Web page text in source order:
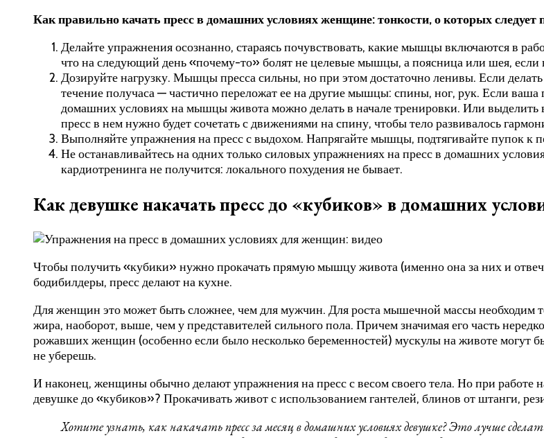
Как правильно качать пресс в домашних условиях женщине: тонкости, о которых следует
Делайте упражнения осознанно, стараясь почувствовать, какие мышцы включаются в
что на следующий день «почему-то» болят не целевые мышцы, а поясница или шея, если
Дозируйте нагрузку. Мышцы пресса сильны, но при этом достаточно ленивы. Если
течение получаса — частично переложат ее на другие мышцы: спины, ног, рук. Если
домашних условиях на мышцы живота можно делать в начале тренировки. Или выделить
пресс в нем нужно будет сочетать с движениями на спину, чтобы тело развивалось
Выполняйте упражнения на пресс с выдохом. Напрягайте мышцы, подтягивайте пупок к
Не останавливайтесь на одних только силовых упражнениях на пресс в домашних
кардиотренинга не получится: локального похудения не бывает.
Как девушке накачать пресс до «кубиков» в домашних
Чтобы получить «кубики» нужно прокачать прямую мышцу живота (именно она за них и
бодибилдеры, пресс делают на кухне.
Для женщин это может быть сложнее, чем для мужчин. Для роста мышечной массы необходим
жира, наоборот, выше, чем у представителей сильного пола. Причем значимая его часть
рожавших женщин (особенно если было несколько беременностей) мускулы на животе
не уберешь.
И наконец, женщины обычно делают упражнения на пресс с весом своего тела. Но при работе
девушке до «кубиков»? Прокачивать живот с использованием гантелей, блинов от штанги,
Хотите узнать, как накачать пресс за месяц в домашних условиях девушке? Это лучше